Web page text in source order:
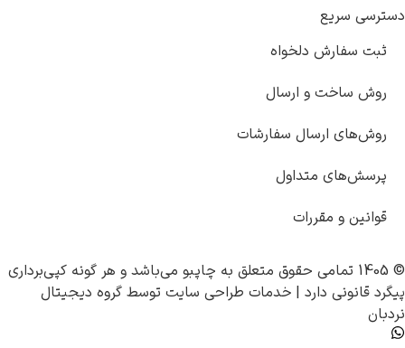
سریع
سفارش دلخواه
ساخت و ارسال
ارسال سفارشات
متداول
و مقررات
چاپبومی‌باشد و هر گونه کپی‌برداری
قانونی دارد |خدمات طراحی سایتتوسطگروه دیجیتال